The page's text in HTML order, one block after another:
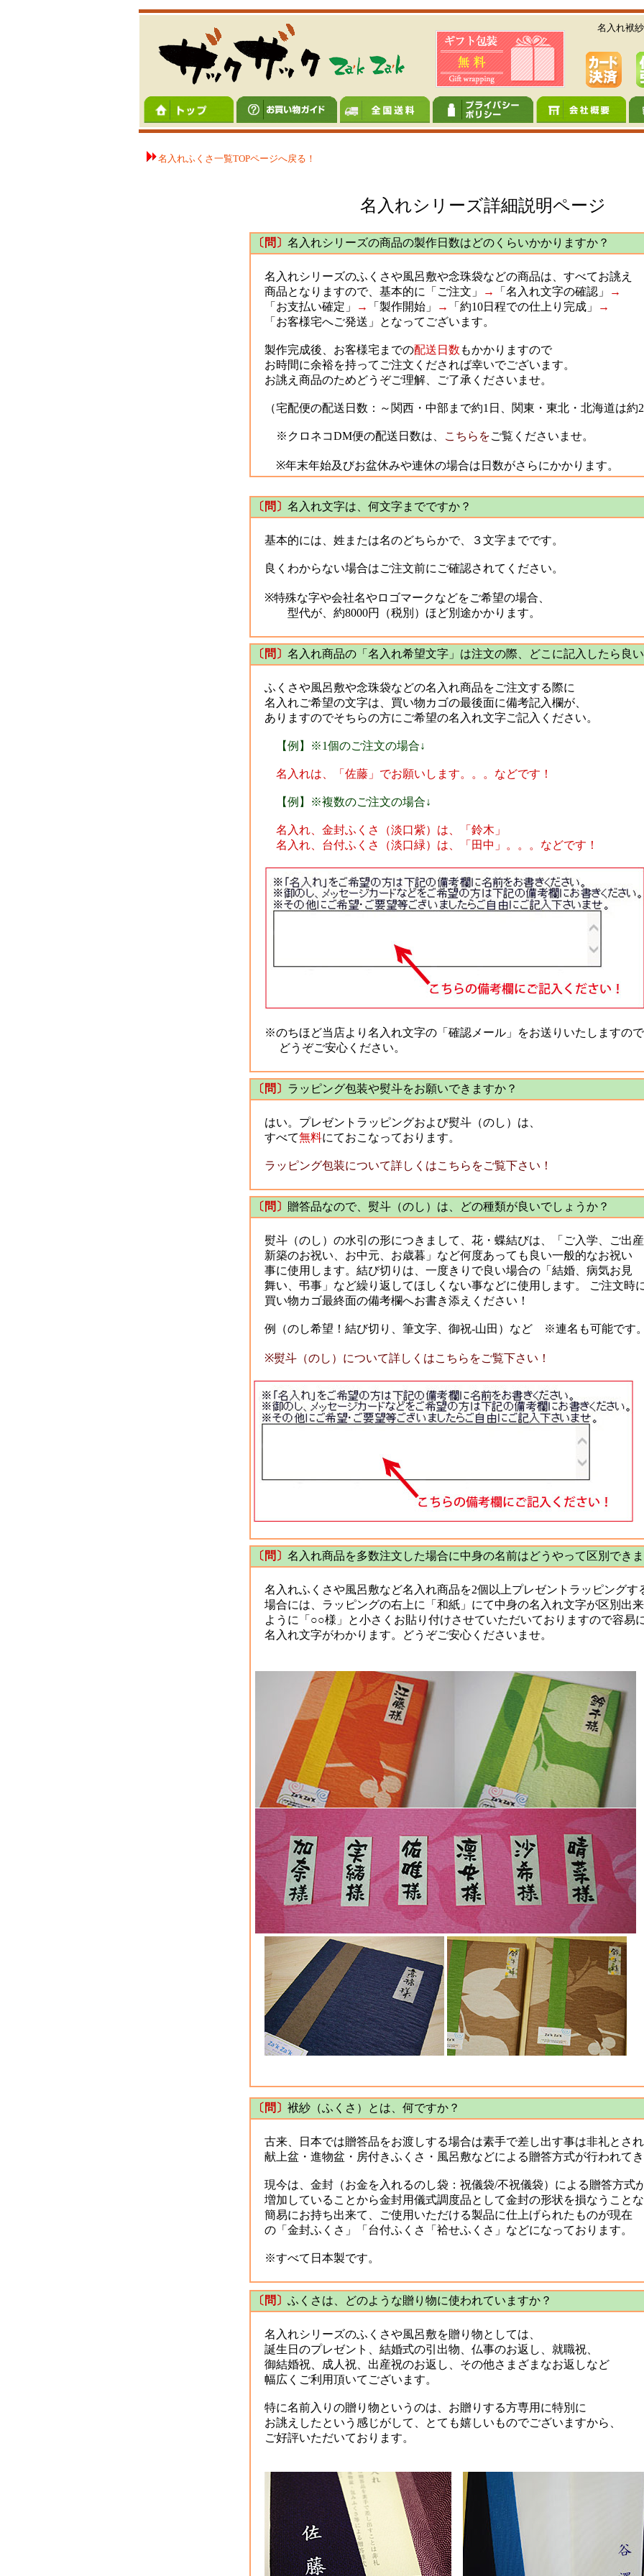
名入れ袱
名入れふくさ一覧TOPページへ戻る！
名入れシリーズ詳細説明ページ
〔問〕 名入れシリーズの商品の製作日数はどのくらいかかりますか？
名入れシリーズのふくさや風呂敷や念珠袋などの商品は、すべてお誂え
商品となりますので、基本的に「ご注文」
→ 「名入れ文字の確認」
→
「お支払い確定」
→ 「製作開始」 → 「約10日程での仕上り完成」
→
「お客様宅へご発送」となってございます。
製作完成後、お客様宅までの配送日数 もかかりますので
お時間に余裕を持ってご注文くだされば幸いでございます。
お誂え商品のためどうぞご理解、ご了承くださいませ。
（宅配便の配送日数：～関西・中部まで約1日、関東・東北・北海道は約
※クロネコDM便の配送日数は、 こちらをご覧くださいませ。
※年末年始及びお盆休みや連休の場合は日数がさらにかかります。
〔問〕 名入れ文字は、何文字までですか？
基本的には、姓または名のどちらかで、３文字までです。
良くわからない場合はご注文前にご確認されてください。
※特殊な字や会社名やロゴマークなどをご希望の場合、
型代が、約8000円（税別）ほど別途かかります。
〔問〕 名入れ商品の「名入れ希望文字」は注文の際、どこに記入したら良
ふくさや風呂敷や念珠袋などの名入れ商品をご注文する際に
名入れご希望の文字は、買い物カゴの最後面に備考記入欄が、
ありますのでそちらの方にご希望の名入れ文字ご記入ください。
【例】※1個のご注文の場合↓
名入れは、「佐藤」でお願いします。。。などです！
【例】※複数のご注文の場合↓
名入れ、金封ふくさ（淡口紫）は、「鈴木」
名入れ、台付ふくさ（淡口緑）は、「田中」。。。などです！
※のちほど当店より名入れ文字の「確認メール」をお送りいたしますので
どうぞご安心ください。
〔問〕 ラッピング包装や熨斗をお願いできますか？
はい。プレゼントラッピングおよび熨斗（のし）は、
すべて無料にておこなっております。
ラッピング包装について詳しくはこちらをご覧下さい！
〔問〕 贈答品なので、熨斗（のし）は、どの種類が良いでしょうか？
熨斗（のし）の水引の形につきまして、花・蝶結びは、「ご入学、ご出
新築のお祝い、お中元、お歳暮」など何度あっても良い一般的なお祝い
事に使用します。結び切りは、一度きりで良い場合の「結婚、病気お見
舞い、弔事」など繰り返してほしくない事などに使用します。 ご注文時
買い物カゴ最終面の備考欄へお書き添えください！
例（のし希望！結び切り、筆文字、御祝-山田）など ※連名も可能です
※熨斗（のし）について詳しくはこちらをご覧下さい！
〔問〕 名入れ商品を多数注文した場合に中身の名前はどうやって区別でき
名入れふくさや風呂敷など名入れ商品を2個以上プレゼントラッピングす
場合には、ラッピングの右上に「和紙」にて中身の名入れ文字が区別出
ように「○○様」と小さくお貼り付けさせていただいておりますので容易
名入れ文字がわかります。どうぞご安心くださいませ。
〔問〕 袱紗（ふくさ）とは、何ですか？
古来、日本では贈答品をお渡しする場合は素手で差し出す事は非礼とされ
献上盆・進物盆・房付きふくさ・風呂敷などによる贈答方式が行われて
現今は、金封（お金を入れるのし袋：祝儀袋/不祝儀袋）による贈答方式
増加していることから金封用儀式調度品として金封の形状を損なうこと
簡易にお持ち出来て、ご使用いただける製品に仕上げられたものが現在
の「金封ふくさ」「台付ふくさ「袷せふくさ」などになっております。
※すべて日本製です。
〔問〕 ふくさは、どのような贈り物に使われていますか？
名入れシリーズのふくさや風呂敷を贈り物としては、
誕生日のプレゼント、結婚式の引出物、仏事のお返し、就職祝、
御結婚祝、成人祝、出産祝のお返し、その他さまざまなお返しなど
幅広くご利用頂いてございます。
特に名前入りの贈り物というのは、お贈りする方専用に特別に
お誂えしたという感じがして、とても嬉しいものでございますから、
ご好評いただいております。